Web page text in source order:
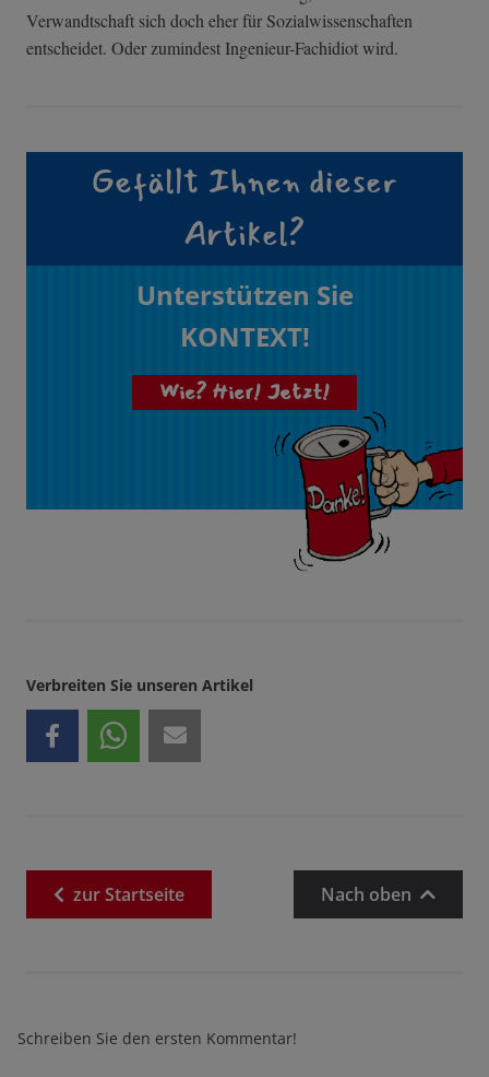
Verwandtschaft sich doch eher für Sozialwissenschaften
entscheidet. Oder zumindest Ingenieur-Fachidiot wird.
Gefällt Ihnen dieser
Artikel?
Unterstützen Sie
KONTEXT!
Wie? Hier! Jetzt!
Verbreiten Sie unseren Artikel
zurStartseite Nach oben
Schreiben Sie den ersten Kommentar!